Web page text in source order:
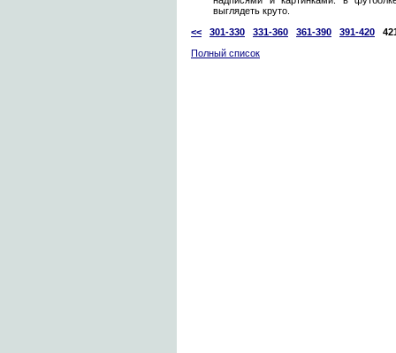
выглядеть круто.
<<
301-330 331-360 361-390 391-420
Полный список